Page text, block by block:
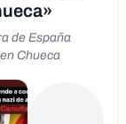
de España
Chueca